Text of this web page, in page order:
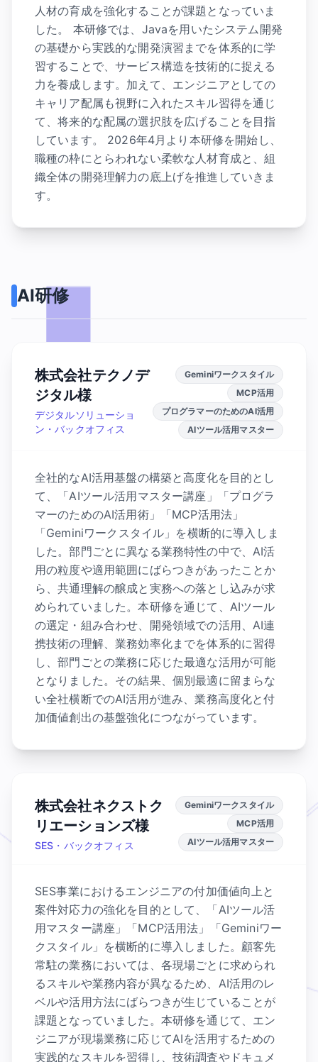
人材の育成を強化することが課題となっていま
した。 本研修では、Javaを用いたシステム開発
の基礎から実践的な開発演習までを体系的に学
習することで、サービス構造を技術的に捉える
力を養成します。加えて、エンジニアとしての
キャリア配属も視野に入れたスキル習得を通じ
て、将来的な配属の選択肢を広げることを目指
しています。 2026年4月より本研修を開始し、
職種の枠にとらわれない柔軟な人材育成と、組
織全体の開発理解力の底上げを推進していきま
す。
AI研修
株式会社テクノデ
ジタル様
デジタルソリューショ
ン・バックオフィス
Geminiワークスタイル
MCP活用
プログラマーのためのAI活用
AIツール活用マスター
全社的なAI活用基盤の構築と高度化を目的とし
て、「AIツール活用マスター講座」「プログラ
マーのためのAI活用術」「MCP活用法」
「Geminiワークスタイル」を横断的に導入しま
した。部門ごとに異なる業務特性の中で、AI活
用の粒度や適用範囲にばらつきがあったことか
ら、共通理解の醸成と実務への落とし込みが求
められていました。本研修を通じて、AIツール
の選定・組み合わせ、開発領域での活用、AI連
携技術の理解、業務効率化までを体系的に習得
し、部門ごとの業務に応じた最適な活用が可能
となりました。その結果、個別最適に留まらな
い全社横断でのAI活用が進み、業務高度化と付
加価値創出の基盤強化につながっています。
株式会社ネクストク
リエーションズ様
SES・バックオフィス
Geminiワークスタイル
MCP活用
AIツール活用マスター
SES事業におけるエンジニアの付加価値向上と
案件対応力の強化を目的として、「AIツール活
用マスター講座」「MCP活用法」「Geminiワー
クスタイル」を横断的に導入しました。顧客先
常駐の業務においては、各現場ごとに求められ
るスキルや業務内容が異なるため、AI活用のレ
ベルや活用方法にばらつきが生じていることが
課題となっていました。本研修を通じて、エン
ジニアが現場業務に応じてAIを活用するための
実践的なスキルを習得し、技術調査やドキュメ